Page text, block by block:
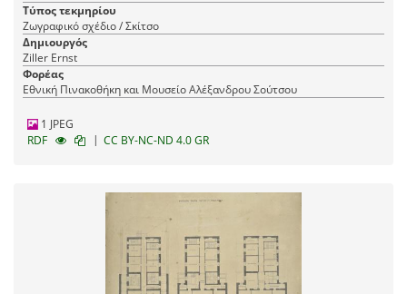
Τύπος τεκμηρίου
Ζωγραφικό σχέδιο / Σκίτσο
Δημιουργός
Ziller Ernst
Φορέας
Εθνική Πινακοθήκη και Μουσείο Αλέξανδρου Σούτσου
1 JPEG
RDF
| CC BY-NC-ND 4.0 GR